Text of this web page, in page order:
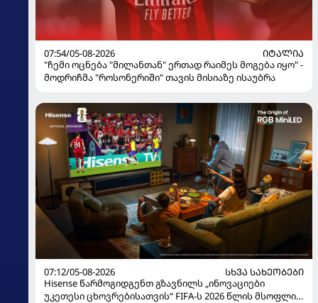
07:54/05-08-2026
ᲘᲢᲐᲚᲘᲐ
"ჩემი ოცნება "მილანთან" ერთად რაიმეს მოგება იყო" -
მოდრიჩმა "როსონერიში" თავის მისიაზე ისაუბრა
07:12/05-08-2026
ᲡᲮᲕᲐ ᲡᲐᲮᲔᲝᲑᲔᲑᲘ
Hisense წარმოგიდგენთ გზავნილს „ინოვაციები
უკეთესი ცხოვრებისათვის“ FIFA-ს 2026 წლის მსოფლიო